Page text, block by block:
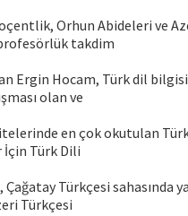
Orhun Abideleri ve
takdim
Ergin Hocam, Türk dil
olan ve
en çok okutulan
Türk Dili
Çağatay Türkçesi sahasında
Türkçesi